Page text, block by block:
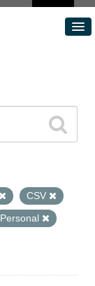
CSV
Personal